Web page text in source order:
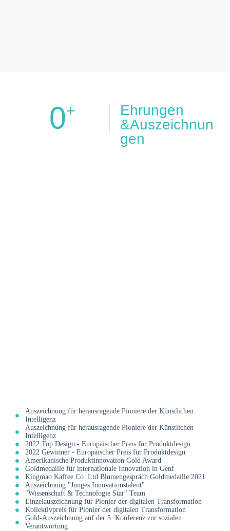
0+
Ehrungen
&Auszeichnun
gen
Auszeichnung für herausragende Pioniere der Künstlichen
Intelligenz
Auszeichnung für herausragende Pioniere der Künstlichen
Intelligenz
2022 Top Design - Europäischer Preis für Produktdesign
2022 Gewinner - Europäischer Preis für Produktdesign
Amerikanische Produktinnovation Gold Award
Goldmedaille für internationale Innovation in Genf
Kingmao Kaffee Co. Ltd Blumengespräch Goldmedaille 2021
Auszeichnung "Junges Innovationstalent"
"Wissenschaft & Technologie Star" Team
Einzelauszeichnung für Pionier der digitalen Transformation
Kollektivpreis für Pionier der digitalen Transformation
Gold-Auszeichnung auf der 5. Konferenz zur sozialen
Verantwortung